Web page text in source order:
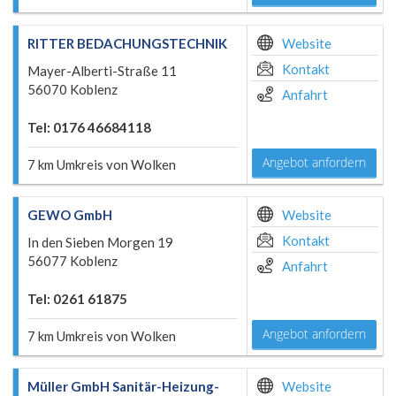
RITTER BEDACHUNGSTECHNIK
Mayer-Alberti-Straße 11
56070 Koblenz
Tel: 0176 46684118
7 km Umkreis von Wolken
Website
Kontakt
Anfahrt
Angebot anfordern
GEWO GmbH
In den Sieben Morgen 19
56077 Koblenz
Tel: 0261 61875
7 km Umkreis von Wolken
Website
Kontakt
Anfahrt
Angebot anfordern
Müller GmbH Sanitär-Heizung-
Website